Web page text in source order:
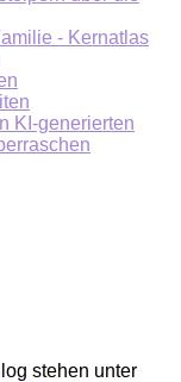
- Kernatlas
KI-generierten
stehen unter